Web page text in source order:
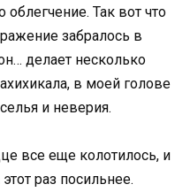
Так вот что
забралось в
делает несколько
в моей голове
и неверия.
все еще колотилось, и
раз посильнее.